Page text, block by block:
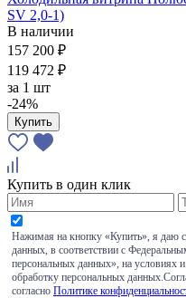
SV 2,0-1)
В наличии
157 200 ₽
119 472 ₽
за 1 шт
-24%
Купить
Купить в один клик
Нажимая на кнопку «Купить», я даю
данных, в соответствии с
персональных данных», на условиях
обработку персональных
согласно Политике